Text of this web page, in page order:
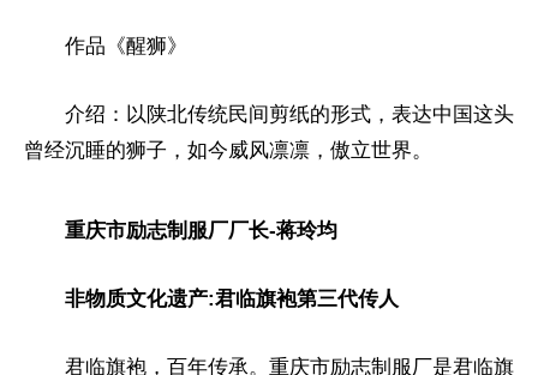
作品《醒狮》
介绍：以陕北传统民间剪纸的形式，表达中国这头
曾经沉睡的狮子，如今威风凛凛，傲立世界。
重庆市励志制服厂厂长-蒋玲均
非物质文化遗产:君临旗袍第三代传人
君临旗袍，百年传承。重庆市励志制服厂是君临旗